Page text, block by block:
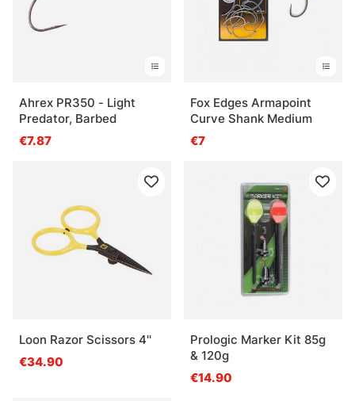
Ahrex PR350 - Light
Predator, Barbed
€7.87
Fox Edges Armapoint
Curve Shank Medium
€7
Loon Razor Scissors 4''
€34.90
Prologic Marker Kit 85g
& 120g
€14.90